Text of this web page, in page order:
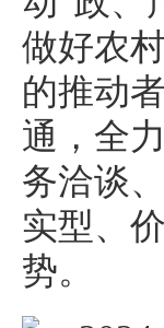
做好农
的推动
通，全
务洽谈
实型、
势。